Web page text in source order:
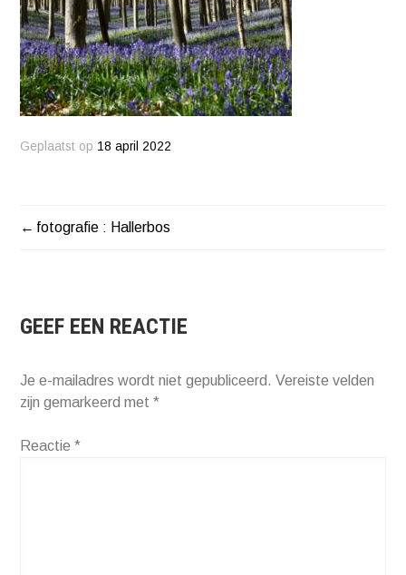
Geplaatst op 18 april 2022
BERICHT
fotografie : Hallerbos
GEEF EEN REACTIE
Je e-mailadres wordt niet gepubliceerd. Vereiste velden
zijn gemarkeerd met*
Reactie*